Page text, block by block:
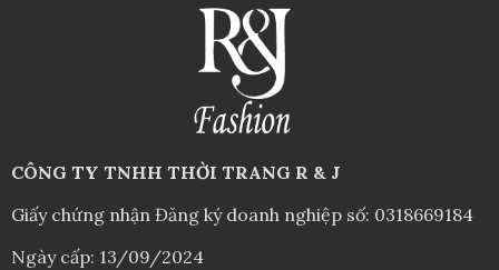
CÔNG TY TNHH THỜI TRANG R & J
Giấy chứng nhận Đăng ký doanh nghiệp số: 0318669184
Ngày cấp: 13/09/2024